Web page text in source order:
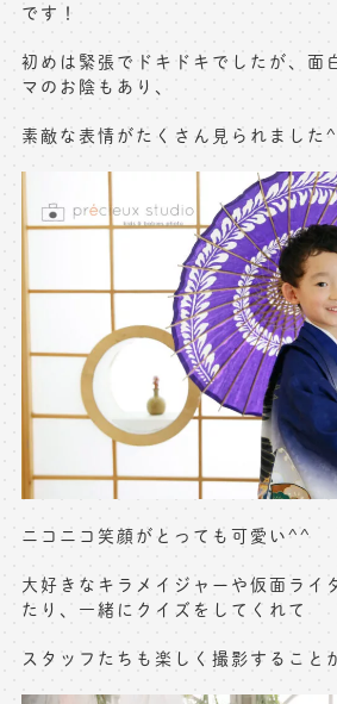
店舗情報についてはお
各店舗までお問い合わせ
toiawase@precieux-
※上記アドレスは総合窓口
[営業時間] 9:00～
[定休日] 土日祝日
マイページへログイ
です！
初めは緊張でドキドキでしたが、面
マのお陰もあり、
素敵な表情がたくさん見られました
ニコニコ笑顔がとっても可愛い^^
大好きなキラメイジャーや仮面ライ
たり、一緒にクイズをしてくれて
スタッフたちも楽しく撮影すること